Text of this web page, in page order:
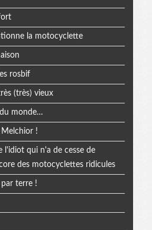
la motocyclette
rosbif
(très) vieux
monde…
Melchior !
l'idiot qui n'a de cesse de
des motocyclettes ridicules
par terre !